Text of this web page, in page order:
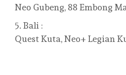
Neo Gubeng, 88 Embong
Bali :
Quest Kuta, Neo+ Legian